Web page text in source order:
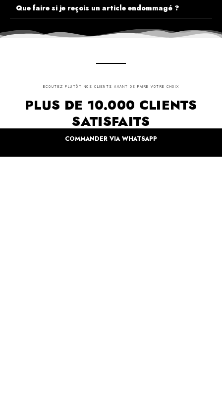
Que faire si je reçois un article endommagé ?
ECOUTEZ PLUTÔT NOS CLIENTS AVANT DE FAIRE VOTRE CHOIX
PLUS DE 10.000 CLIENTS
SATISFAITS
vous et à nos artistes pour un monde moins industrielle
COMMANDER VIA WHATSAPP